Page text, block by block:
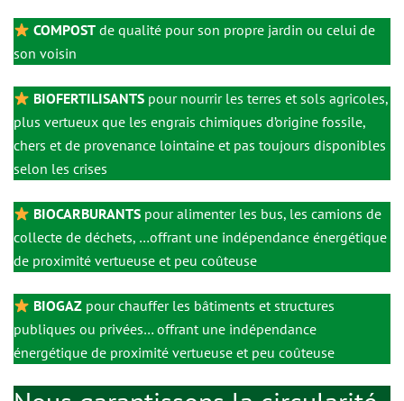
COMPOST de qualité pour son propre jardin ou celui de
son voisin
BIOFERTILISANTS pour nourrir les terres et sols agricoles,
plus vertueux que les engrais chimiques d’origine fossile,
chers et de provenance lointaine et pas toujours disponibles
selon les crises
BIOCARBURANTS pour alimenter les bus, les camions de
collecte de déchets, …offrant une indépendance énergétique
de proximité vertueuse et peu coûteuse
BIOGAZ pour chauffer les bâtiments et structures
publiques ou privées… offrant une indépendance
énergétique de proximité vertueuse et peu coûteuse